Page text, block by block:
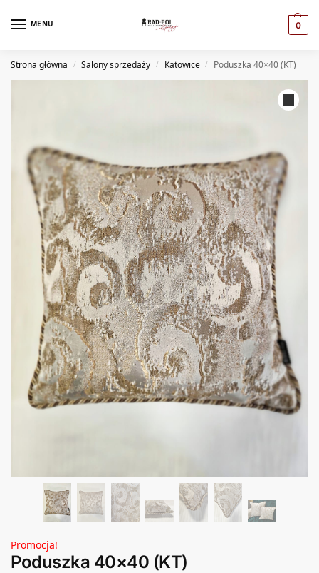
MENU 0
Strona główna / Salony sprzedaży / Katowice / Poduszka 40×40 (KT)
Promocja!
Poduszka 40×40 (KT)